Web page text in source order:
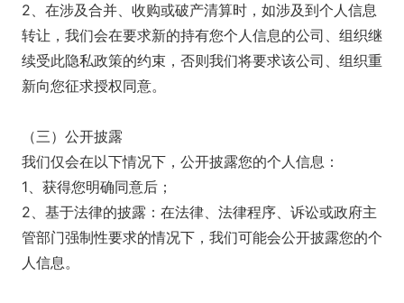
2、在涉及合并、收购或破产清算时，如涉及到个人信息
转让，我们会在要求新的持有您个人信息的公司、组织继
续受此隐私政策的约束，否则我们将要求该公司、组织重
新向您征求授权同意。
（三）公开披露
我们仅会在以下情况下，公开披露您的个人信息：
1、获得您明确同意后；
2、基于法律的披露：在法律、法律程序、诉讼或政府主
管部门强制性要求的情况下，我们可能会公开披露您的个
人信息。